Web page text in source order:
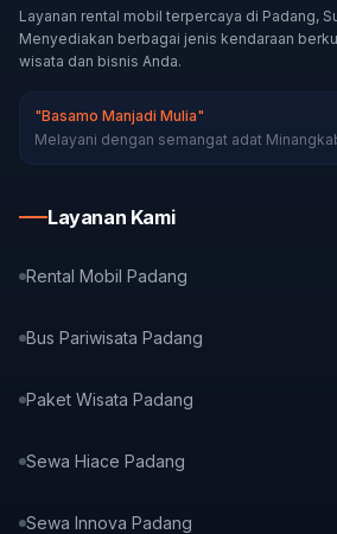
Layanan rental mobil terpercaya di Padang,
Menyediakan berbagai jenis kendaraan
wisata dan bisnis Anda.
"Basamo Manjadi Mulia"
Melayani dengan semangat adat
Layanan Kami
Rental Mobil Padang
Bus Pariwisata Padang
Paket Wisata Padang
Sewa Hiace Padang
Sewa Innova Padang